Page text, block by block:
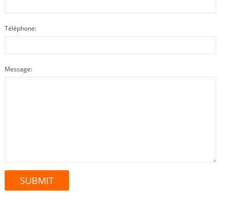
Téléphone:
Message: